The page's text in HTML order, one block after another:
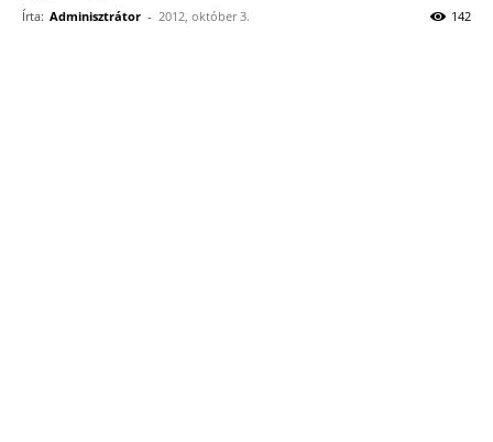
Írta: Adminisztrátor - 2012, október 3. 142